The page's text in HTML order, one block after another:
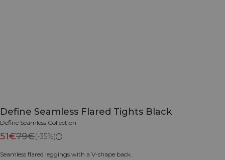
Define Seamless Flared Tights Black
Define Seamless Collection
51€79€(-35%)
Seamless flared leggings with a V-shape back.